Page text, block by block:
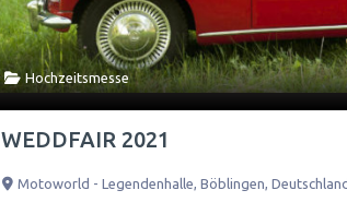
Hochzeitsmesse
WEDDFAIR 2021
Motoworld - Legendenhalle Böblingen